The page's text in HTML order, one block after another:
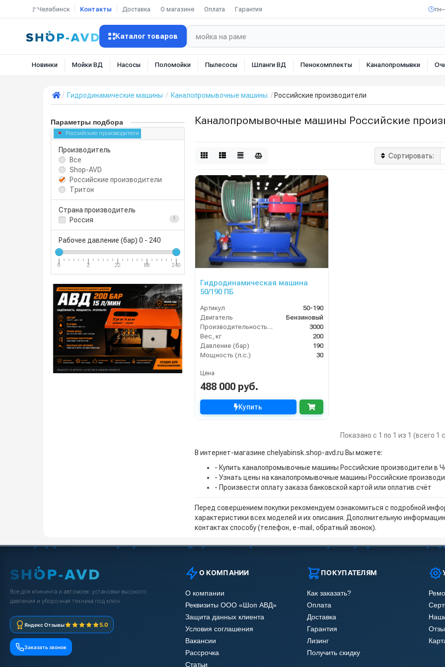
🚩Челябинск Контакты Доставка О магазине Оплата Гарантия
Каталог товаров
Новинки Мойки ВД Насосы Поломойки Пылесосы Шланги ВД Пенокомплекты Каналопромывки
Гидродинамические машины Каналопромывочные машины Российские производители
Параметры подбора
Российские производители
Производитель
Все
Shop-AVD
Российские производители
Тритон
Страна производитель
Россия
1
Рабочее давление (бар) 0 - 240
0 2 22 88 240
Каналопромывочные машины Российские
Сортировать:
Гидродинамическая машина
50/190 ПБ
Артикул
50-190
Двигатель
Бензиновый
Производительность (л/ч)
3000
Вес, кг
200
Давление (бар)
190
Мощность (л.с.)
30
Цена
488 000 руб.
Купить
Показано с 1 по 1 из 1 (всего 1
В интернет-магазине chelyabinsk.shop-avd.ru Вы можете:
- Купить каналопромывочные машины Российские производители в
- Узнать цены на каналопромывочные машины Российские
- Произвести оплату заказа банковской картой или оплатив счёт
Перед совершением покупки рекомендуем ознакомиться с подробной
характеристики всех моделей и их описания. Дополнительную
контактах способу (телефон, e-mail, обратный звонок).
Всё для клининга и автомоек: установки высокого
давления и уборочная техника под ключ.
Яндекс Отзывы 5.0
Заказать звонок
О КОМПАНИИ
О компании
Реквизиты ООО «Шоп АВД»
Защита данных клиента
Условия соглашения
Вакансии
Рассрочка
Статьи
ПОКУПАТЕЛЯМ
Как заказать?
Оплата
Доставка
Гарантия
Лизинг
Получить скидку